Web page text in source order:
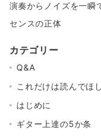
演奏からノイズを一瞬
センスの正体
カテゴリー
Q&A
これだけは読んでほ
はじめに
ギター上達の5か条